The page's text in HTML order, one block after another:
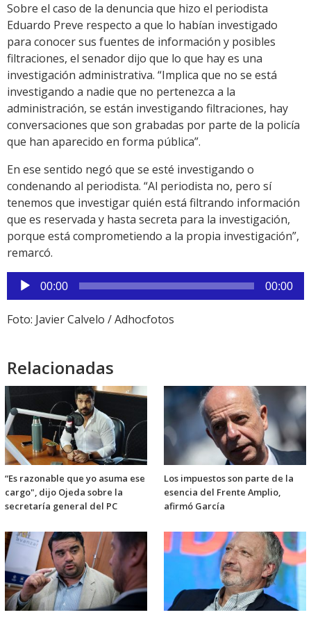
Sobre el caso de la denuncia que hizo el periodista
Eduardo Preve respecto a que lo habían investigado
para conocer sus fuentes de información y posibles
filtraciones, el senador dijo que lo que hay es una
investigación administrativa. “Implica que no se está
investigando a nadie que no pertenezca a la
administración, se están investigando filtraciones, hay
conversaciones que son grabadas por parte de la policía
que han aparecido en forma pública”.
En ese sentido negó que se esté investigando o
condenando al periodista. “Al periodista no, pero sí
tenemos que investigar quién está filtrando información
que es reservada y hasta secreta para la investigación,
porque está comprometiendo a la propia investigación”,
remarcó.
Reproductor
de
audio
00:00 00:00
Foto: Javier Calvelo / Adhocfotos
Relacionadas
“Es razonable que yo asuma ese
cargo", dijo Ojeda sobre la
secretaría general del PC
Los impuestos son parte de la
esencia del Frente Amplio,
afirmó García